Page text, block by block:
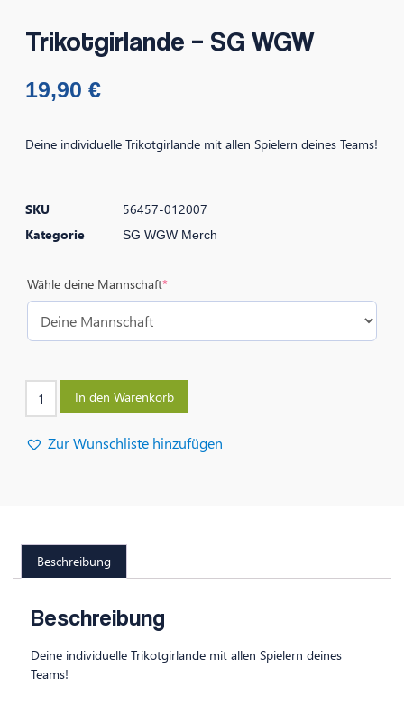
Trikotgirlande – SG WGW
19,90 €
Deine individuelle Trikotgirlande mit allen Spielern deines Teams!
SKU
56457-012007
Kategorie
SG WGW Merch
Wähle deine Mannschaft*
In den Warenkorb
Zur Wunschliste hinzufügen
Beschreibung
Beschreibung
Deine individuelle Trikotgirlande mit allen Spielern deines
Teams!